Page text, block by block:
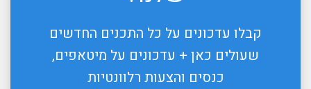
קבלו עדכונים על כל התכנים החדשים
שעולים כאן + עדכונים על מיטאפים,
כנסים והצעות רלוונטיות